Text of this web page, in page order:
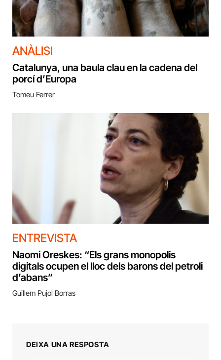
ANÀLISI
Catalunya, una baula clau en la cadena del
porcí d’Europa
Tomeu Ferrer
ENTREVISTA
Naomi Oreskes: “Els grans monopolis
digitals ocupen el lloc dels barons del petroli
d’abans”
Guillem Pujol Borras
DEIXA UNA RESPOSTA